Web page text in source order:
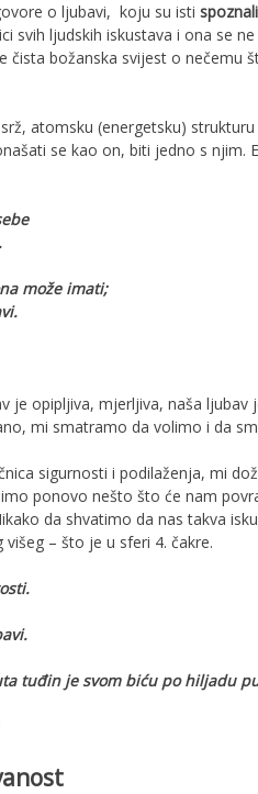
o ljubavi, koju su istispoznali
svih ljudskih iskustava i ona se
čista božanska svijest o nečemu
atomsku (energetsku)
se kao on, biti jedno s njim.
može imati;
je opipljiva, mjerljiva, naša ljubav
mi smatramo da volimo i da
sigurnosti i podilaženja, mi
ponovo nešto što će nam
da shvatimo da nas takva
– što je u sferi 4. čakre.
tuđin je svom biću po hiljadu